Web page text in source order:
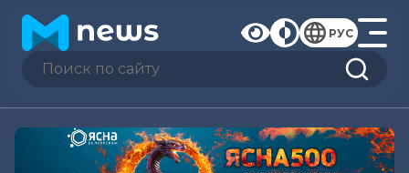
РУС